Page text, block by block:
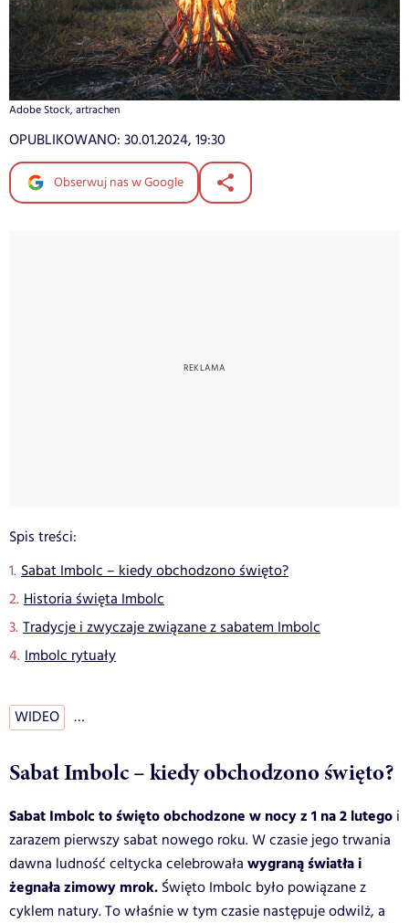
Adobe Stock, artrachen
OPUBLIKOWANO: 30.01.2024, 19:30
Obserwuj nas w Google
Spis treści:
Sabat Imbolc – kiedy obchodzono święto?
Historia święta Imbolc
Tradycje i zwyczaje związane z sabatem Imbolc
Imbolc rytuały
WIDEO …
Sabat Imbolc – kiedy obchodzono święto?
Sabat Imbolc to święto obchodzone w nocy z 1 na 2 lutego i
zarazem pierwszy sabat nowego roku. W czasie jego trwania
dawna ludność celtycka celebrowała wygraną światła i
żegnała zimowy mrok. Święto Imbolc było powiązane z
cyklem natury. To właśnie w tym czasie następuje odwilż, a